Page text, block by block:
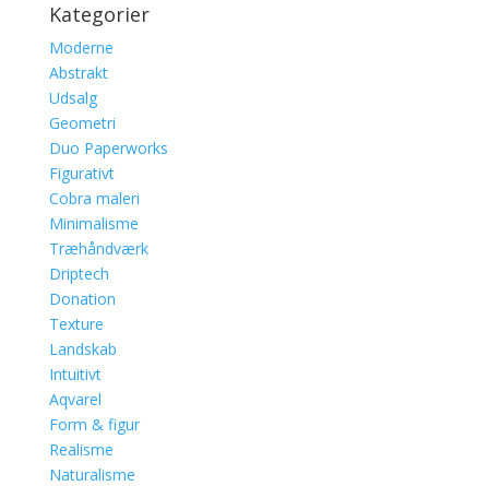
Kategorier
Moderne
Abstrakt
Udsalg
Geometri
Duo Paperworks
Figurativt
Cobra maleri
Minimalisme
Træhåndværk
Driptech
Donation
Texture
Landskab
Intuitivt
Aqvarel
Form & figur
Realisme
Naturalisme